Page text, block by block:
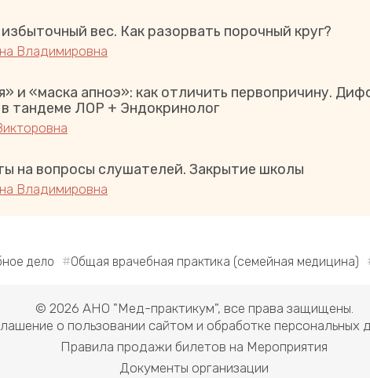
вес. Как разорвать порочный круг?
Владимировна
и «маска апноэ»: как отличить первопричину.
в тандеме ЛОР + Эндокринолог
на вопросы слушателей. Закрытие школы
Владимировна
дело Общая врачебная практика (семейная медицина)
© 2026 АНО "Мед-практикум", все права защищены.
о пользовании сайтом и обработке персональных
Правила продажи билетов на Мероприятия
Документы организации